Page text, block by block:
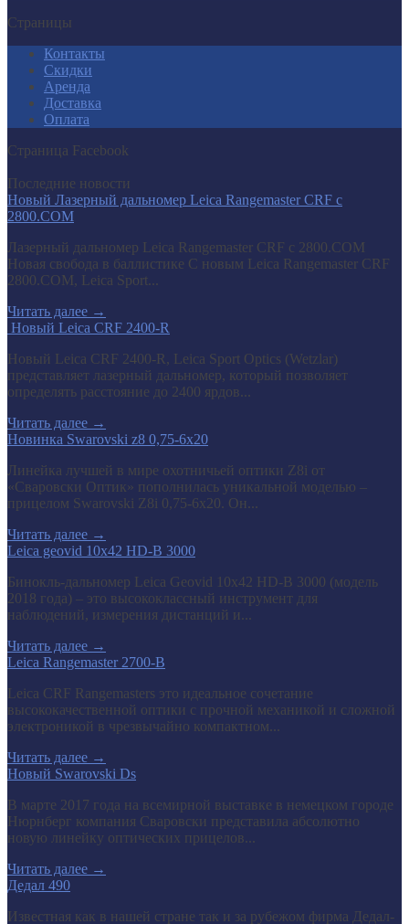
Страницы
Контакты
Скидки
Аренда
Доставка
Оплата
Страница Facebook
Последние новости
Новый Лазерный дальномер Leica Rangemaster CRF с
2800.COM
Лазерный дальномер Leica Rangemaster CRF с 2800.COM
Новая свобода в баллистике С новым Leica Rangemaster CRF
2800.COM, Leica Sport...
Читать далее →
​ Новый Leica CRF 2400-R
Новый Leica CRF 2400-R, Leica Sport Optics (Wetzlar)
представляет лазерный дальномер, который позволяет
определять расстояние до 2400 ярдов...
Читать далее →
Новинка Swarovski z8 0,75-6x20
Линейка лучшей в мире охотничьей оптики Z8i от
«Сваровски Оптик» пополнилась уникальной моделью –
прицелом Swarovski Z8i 0,75-6x20. Он...
Читать далее →
Leica geovid 10x42 HD-B 3000
Бинокль-дальномер Leica Geovid 10x42 HD-В 3000 (модель
2018 года) – это высококлассный инструмент для
наблюдений, измерения дистанций и...
Читать далее →
Leica Rangemaster 2700-B
Leica CRF Rangemasters это идеальное сочетание
высококачественной оптики с прочной механикой и сложной
электроникой в чрезвычайно компактном...
Читать далее →
Новый Swarovski Ds
В марте 2017 года на всемирной выставке в немецком городе
Нюрнберг компания Сваровски представила абсолютно
новую линейку оптических прицелов...
Читать далее →
Дедал 490
Известная как в нашей стране так и за рубежом фирма Дедал-